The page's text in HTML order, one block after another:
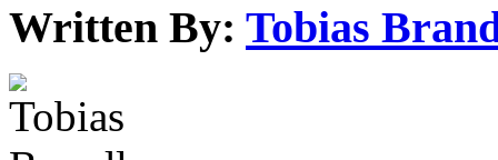
Written By: Tobias